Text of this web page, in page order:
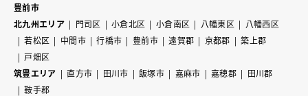
豊前市
北九州エリア
門司区 小倉北区 小倉南区 八幡東区
八幡西区
若松区
中間市 行橋市 豊前市 遠賀郡 京都郡
築上郡
戸畑区
筑豊エリア
直方市 田川市 飯塚市 嘉麻市 嘉穂郡
田川郡
鞍手郡